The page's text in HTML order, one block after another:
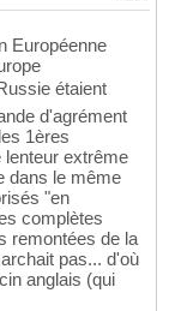
Européenne
étaient
d'agrément
1ères
lenteur extrême
dans le même
"en
complètes
remontées de la
pas... d'où
anglais (qui